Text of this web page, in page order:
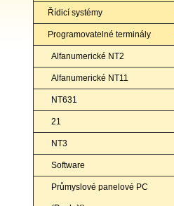
Řídicí systémy
Programovatelné terminály
Alfanumerické NT2
Alfanumerické NT11
NT631
21
NT3
Software
Průmyslové panelové PC